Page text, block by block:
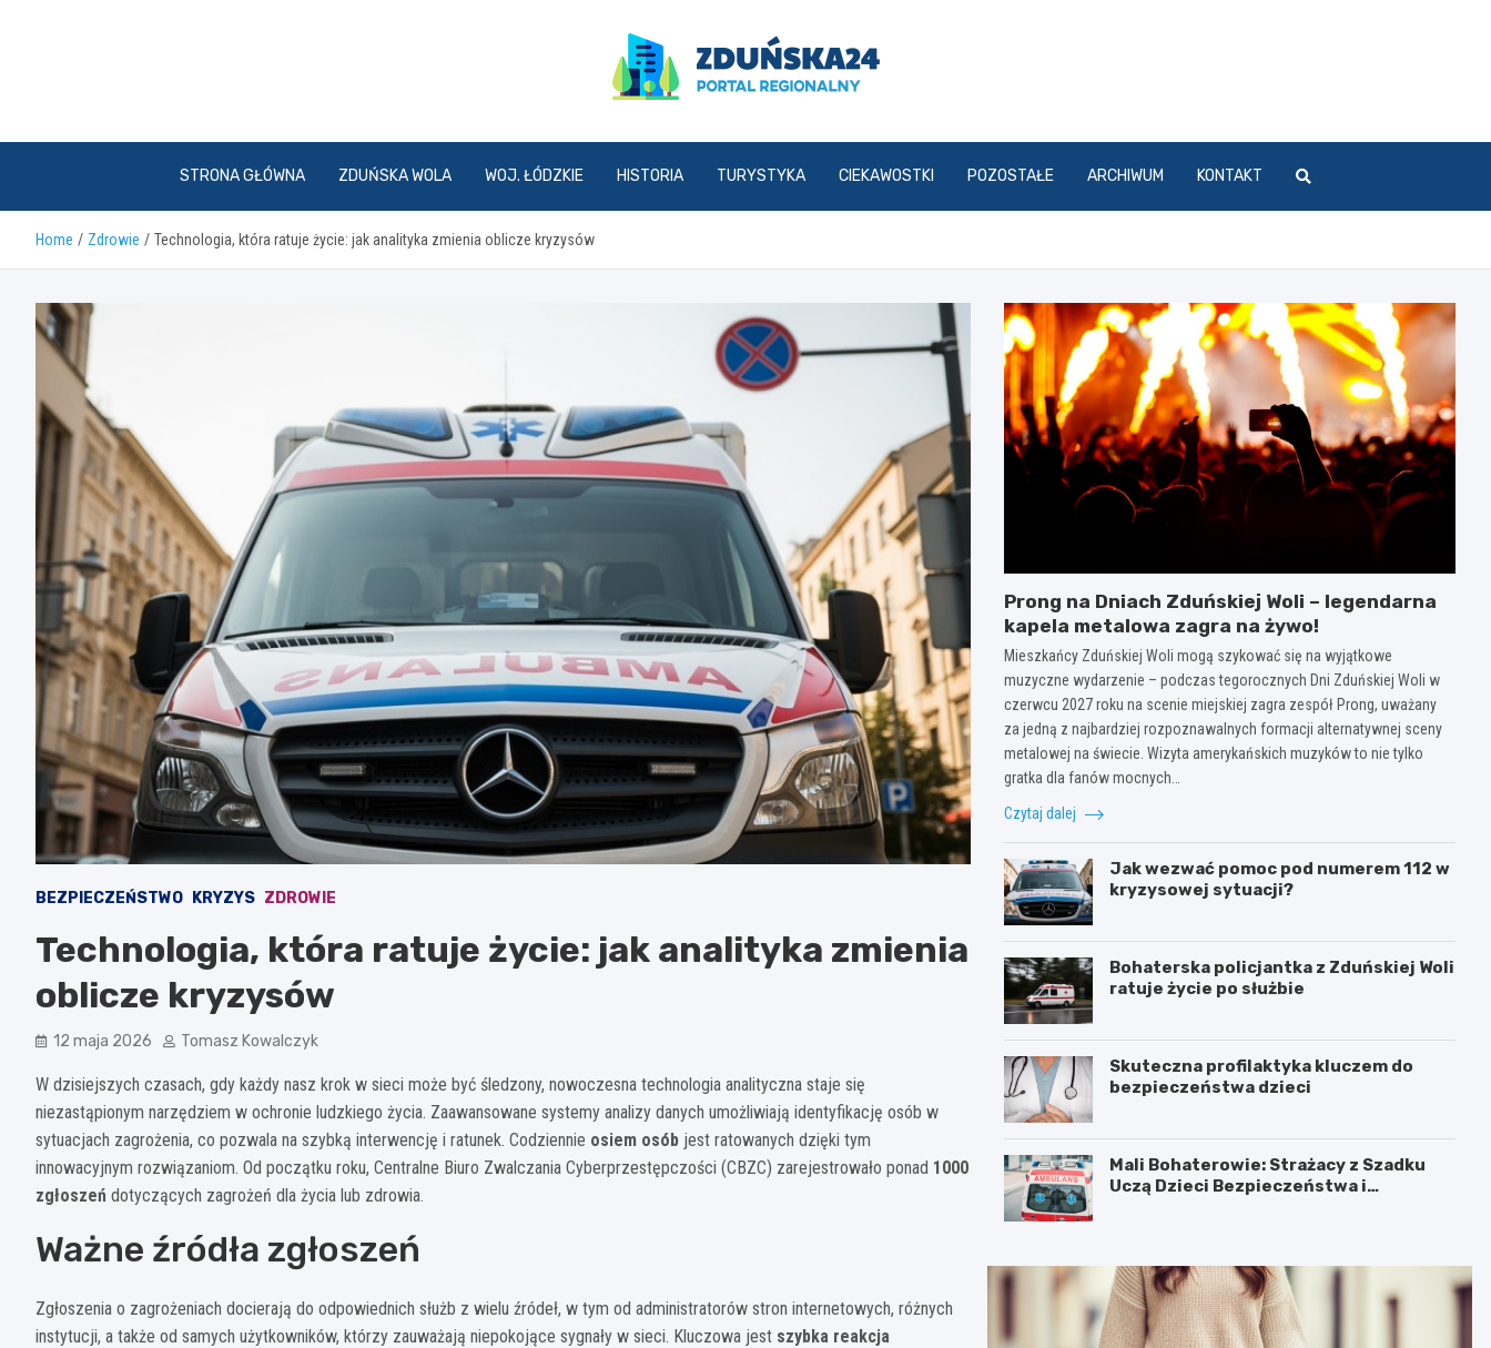
zdunska24.pl
STRONA GŁÓWNA ZDUŃSKA WOLA WOJ. ŁÓDZKIE HISTORIA TURYSTYKA CIEKAWOSTKI POZOSTAŁE ARCHIWUM KONTAKT
Home Zdrowie Technologia, która ratuje życie: jak analityka zmienia oblicze kryzysów
BEZPIECZEŃSTWO KRYZYS ZDROWIE
Technologia, która ratuje życie: jak analityka zmienia
oblicze kryzysów
12 maja 2026 Tomasz Kowalczyk
W dzisiejszych czasach, gdy każdy nasz krok w sieci może być śledzony, nowoczesna technologia analityczna staje się
niezastąpionym narzędziem w ochronie ludzkiego życia. Zaawansowane systemy analizy danych umożliwiają identyfikację osób w
sytuacjach zagrożenia, co pozwala na szybką interwencję i ratunek. Codziennie osiem osób jest ratowanych dzięki tym
innowacyjnym rozwiązaniom. Od początku roku, Centralne Biuro Zwalczania Cyberprzestępczości (CBZC) zarejestrowało ponad 1000
zgłoszeń dotyczących zagrożeń dla życia lub zdrowia.
Ważne źródła zgłoszeń
Zgłoszenia o zagrożeniach docierają do odpowiednich służb z wielu źródeł, w tym od administratorów stron internetowych, różnych
instytucji, a także od samych użytkowników, którzy zauważają niepokojące sygnały w sieci. Kluczowa jest szybka reakcja
Prong na Dniach Zduńskiej Woli – legendarna
kapela metalowa zagra na żywo!
Mieszkańcy Zduńskiej Woli mogą szykować się na wyjątkowe
muzyczne wydarzenie – podczas tegorocznych Dni Zduńskiej Woli w
czerwcu 2027 roku na scenie miejskiej zagra zespół Prong, uważany
za jedną z najbardziej rozpoznawalnych formacji alternatywnej sceny
metalowej na świecie. Wizyta amerykańskich muzyków to nie tylko
gratka dla fanów mocnych…
Czytaj dalej
Jak wezwać pomoc pod numerem 112 w
kryzysowej sytuacji?
Bohaterska policjantka z Zduńskiej Woli
ratuje życie po służbie
Skuteczna profilaktyka kluczem do
bezpieczeństwa dzieci
Mali Bohaterowie: Strażacy z Szadku
Uczą Dzieci Bezpieczeństwa i